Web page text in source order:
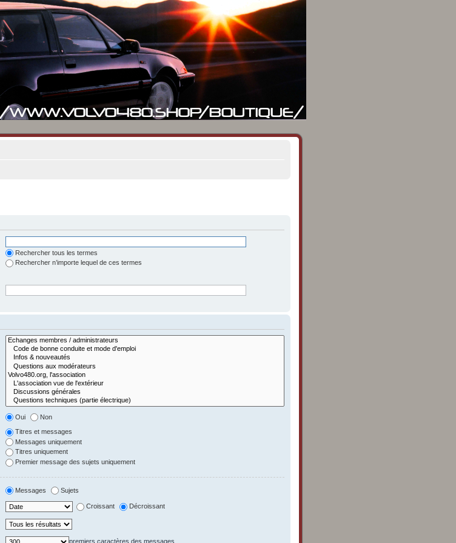
Rechercher tous les termes
Rechercher n’importe lequel de ces termes
Oui Non
Titres et messages
Messages uniquement
Titres uniquement
Premier message des sujets uniquement
Messages Sujets
Croissant Décroissant
premiers caractères des messages